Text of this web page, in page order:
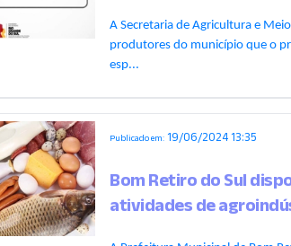
A Secretaria de Agricultura e
produtores do município que o
esp...
Publicado em: 19/06/2024 13:35
Bom Retiro do Sul
atividades de